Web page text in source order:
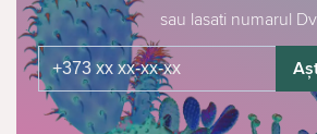
sau lasati numarul